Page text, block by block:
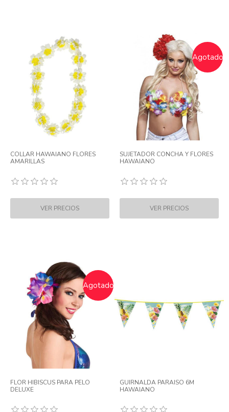
COLLAR HAWAIANO FLORES
AMARILLAS
Agotado
SUJETADOR CONCHA Y FLORES
HAWAIANO
Agotado
FLOR HIBISCUS PARA PELO
DELUXE
GUIRNALDA PARAISO 6M
HAWAIANO